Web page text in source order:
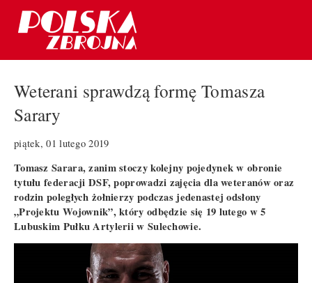
Weterani sprawdzą formę Tomasza
Sarary
piątek, 01 lutego 2019
Tomasz Sarara, zanim stoczy kolejny pojedynek w obronie
tytułu federacji DSF, poprowadzi zajęcia dla weteranów oraz
rodzin poległych żołnierzy podczas jedenastej odsłony
„Projektu Wojownik”, który odbędzie się 19 lutego w 5
Lubuskim Pułku Artylerii w Sulechowie.